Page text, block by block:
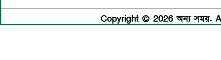
Copyright © 2026 অন্য সময়.